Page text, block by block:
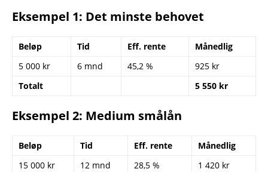
Eksempel 1: Det minste behovet
Beløp Tid Eff. rente
Månedlig
5 000 kr
6 mnd 45,2 %
925 kr
Totalt
5 550 kr
Eksempel 2: Medium smålån
Beløp Tid Eff. rente
Månedlig
15 000 kr
12 mnd 28,5 %
1 420 kr